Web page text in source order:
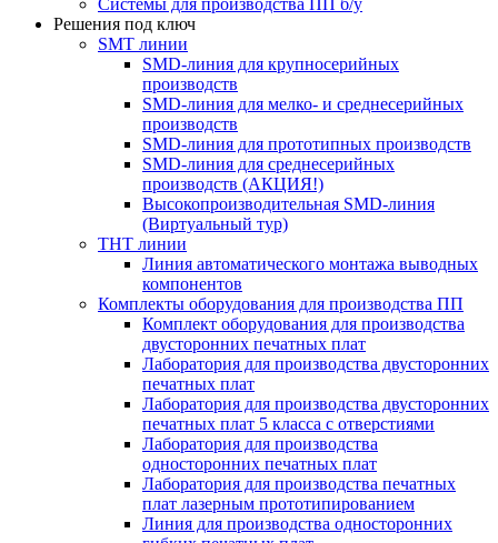
Системы для производства ПП б/у
Решения под ключ
SMT линии
SMD-линия для крупносерийных
производств
SMD-линия для мелко- и среднесерийных
производств
SMD-линия для прототипных производств
SMD-линия для среднесерийных
производств (АКЦИЯ!)
Высокопроизводительная SMD-линия
(Виртуальный тур)
THT линии
Линия автоматического монтажа выводных
компонентов
Комплекты оборудования для производства ПП
Комплект оборудования для производства
двусторонних печатных плат
Лаборатория для производства двусторонних
печатных плат
Лаборатория для производства двусторонних
печатных плат 5 класса с отверстиями
Лаборатория для производства
односторонних печатных плат
Лаборатория для производства печатных
плат лазерным прототипированием
Линия для производства односторонних